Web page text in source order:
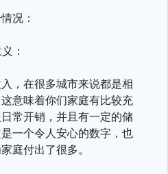
况：
：
，在很多城市来说都是相
意味着你们家庭有比较充
常开销，并且有一定的储
一个令人安心的数字，也
庭付出了很多。